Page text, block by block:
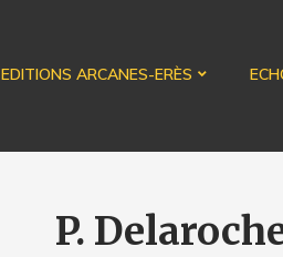
EDITIONS ARCANES-ERÈS
P.